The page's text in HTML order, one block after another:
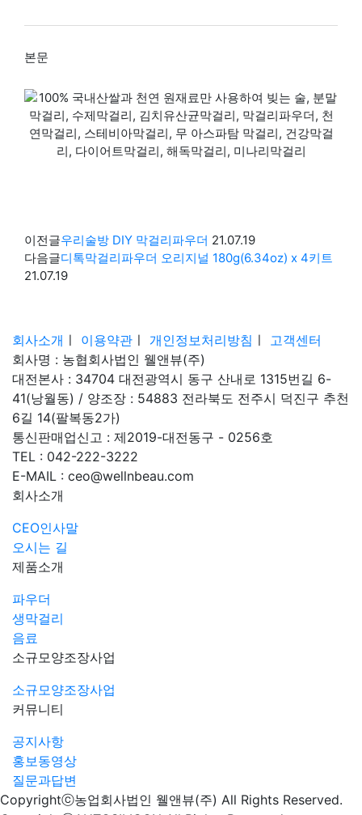
본문
이전글우리술방 DIY 막걸리파우더 21.07.19
다음글디톡막걸리파우더 오리지널 180g(6.34oz) x 4키트
21.07.19
회사소개 ㅣ 이용약관 ㅣ 개인정보처리방침 ㅣ
고객센터
회사명 : 농협회사법인 웰앤뷰(주)
대전본사 : 34704 대전광역시 동구 산내로 1315번길 6-
41(낭월동) / 양조장 : 54883 전라북도 전주시 덕진구 추천
6길 14(팔복동2가)
통신판매업신고 : 제2019-대전동구 - 0256호
TEL : 042-222-3222
E-MAIL : ceo@wellnbeau.com
회사소개
CEO인사말
오시는 길
제품소개
파우더
생막걸리
음료
소규모양조장사업
소규모양조장사업
커뮤니티
공지사항
홍보동영상
질문과답변
Copyrightⓒ농업회사법인 웰앤뷰(주) All Rights Reserved.